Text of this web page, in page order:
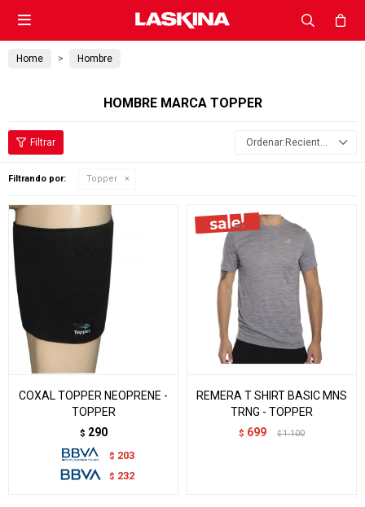

Home Hombre
HOMBRE MARCA TOPPER
Recientes
Filtrando por: Topper
COXAL TOPPER NEOPRENE -
TOPPER
$ 290
$ 203
$ 232
REMERA T SHIRT BASIC MNS
TRNG - TOPPER
$ 699 $ 1.100